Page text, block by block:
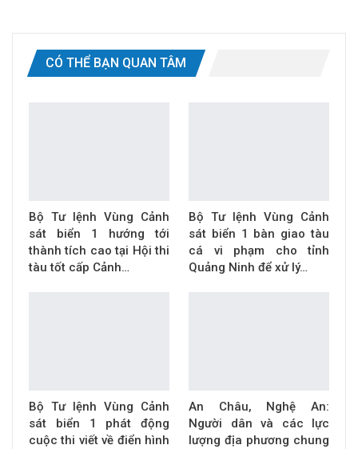
CÓ THỂ BẠN QUAN TÂM
Bộ Tư lệnh Vùng Cảnh
sát biển 1 hướng tới
thành tích cao tại Hội thi
tàu tốt cấp Cảnh…
Bộ Tư lệnh Vùng Cảnh
sát biển 1 bàn giao tàu
cá vi phạm cho tỉnh
Quảng Ninh để xử lý…
Bộ Tư lệnh Vùng Cảnh
sát biển 1 phát động
cuộc thi viết về điển hình
An Châu, Nghệ An:
Người dân và các lực
lượng địa phương chung